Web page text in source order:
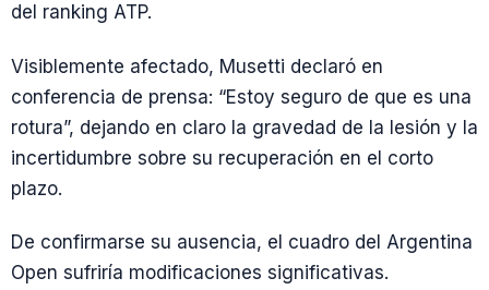
del ranking ATP.
Visiblemente afectado, Musetti declaró en
conferencia de prensa: “Estoy seguro de que es una
rotura”, dejando en claro la gravedad de la lesión y la
incertidumbre sobre su recuperación en el corto
plazo.
De confirmarse su ausencia, el cuadro del Argentina
Open sufriría modificaciones significativas.